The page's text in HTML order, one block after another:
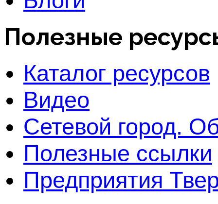
Полезные
Каталог ресурсов
Видео
Сетевой город.
Полезные ссылки
Предприятия